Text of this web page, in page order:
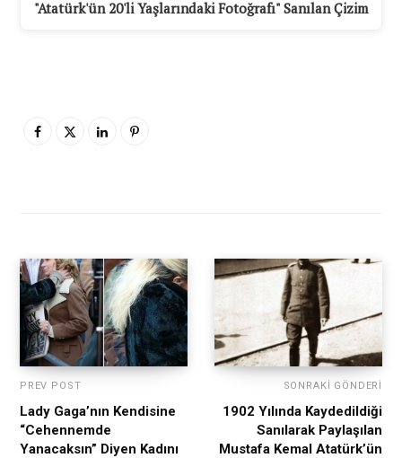
"Atatürk'ün 20'li Yaşlarındaki Fotoğrafı" Sanılan Çizim
PREV POST
Lady Gaga’nın Kendisine
“Cehennemde
Yanacaksın” Diyen Kadını
SONRAKI GÖNDERI
1902 Yılında Kaydedildiği
Sanılarak Paylaşılan
Mustafa Kemal Atatürk’ün